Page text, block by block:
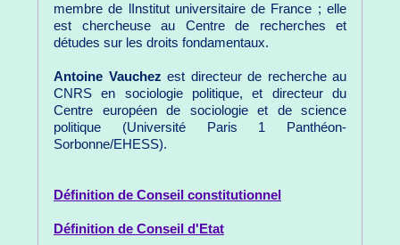
membre de lInstitut universitaire de France ; elle
est chercheuse au Centre de recherches et
détudes sur les droits fondamentaux.
Antoine Vauchez est directeur de recherche au
CNRS en sociologie politique, et directeur du
Centre européen de sociologie et de science
politique (Université Paris 1 Panthéon-
Sorbonne/EHESS).
Définition de Conseil constitutionnel
Définition de Conseil d'Etat